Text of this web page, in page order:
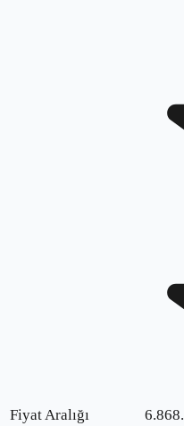
Fiyat Aralığı